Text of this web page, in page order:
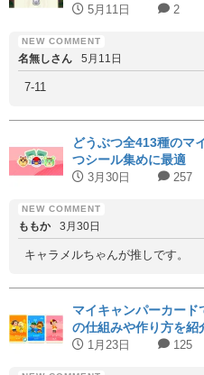
5月11日 2
名無しさん 5月11日
7-11
どうぶつ全413種のマ
つシール集めに最適
3月30日 257
ももか 3月30日
キャラメルちゃんが推しです。
マイキャンパーカード
の仕組みや作り方を紹
1月23日 125